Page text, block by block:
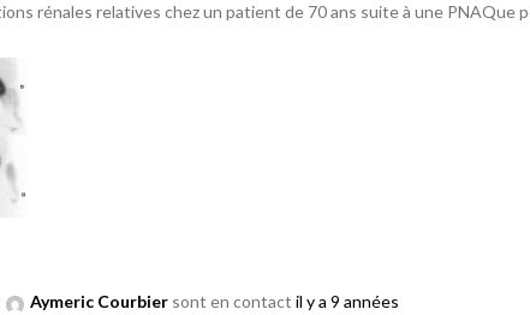
rénales relatives chez un patient de 70 ans suite à une PNAQue
Aymeric Courbier sont en contact il y a 9 années